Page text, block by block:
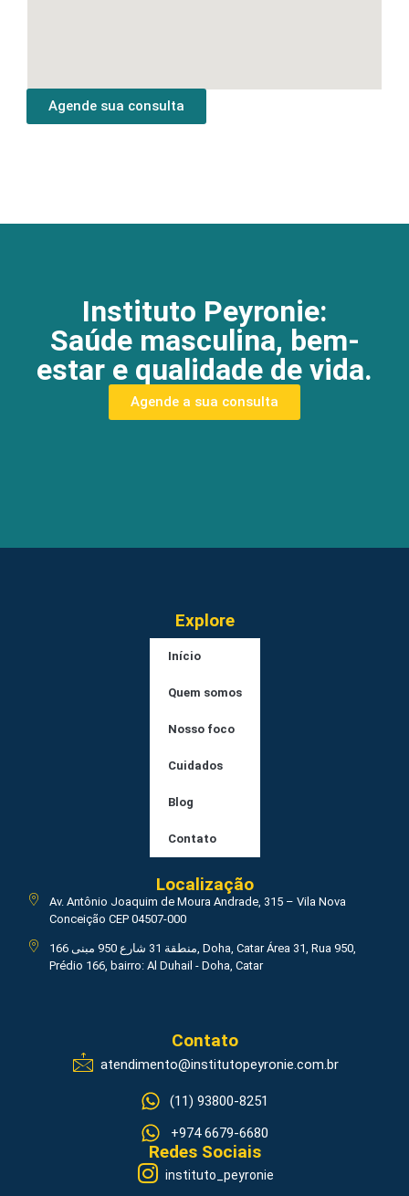
Agende sua consulta
Instituto Peyronie:
Saúde masculina, bem-
estar e qualidade de vida.
Agende a sua consulta
Explore
Início
Quem somos
Nosso foco
Cuidados
Blog
Contato
Localização
Av. Antônio Joaquim de Moura Andrade, 315 – Vila Nova
Conceição CEP 04507-000
منطقة 31 شارع 950 مبنى 166, Doha, Catar Área 31, Rua 950,
Prédio 166, bairro: Al Duhail - Doha, Catar
Contato
atendimento@institutopeyronie.com.br
(11) 93800-8251
+974 6679-6680
Redes Sociais
instituto_peyronie